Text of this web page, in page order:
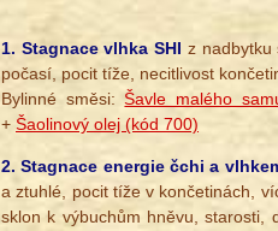
1. Stagnace vlhka SHI z nadbytku
počasí, pocit tíže, necitlivost
Bylinné směsi:Šavle malého
+ Šaolinový olej (kód 700)
2. Stagnace energie čchi a
a ztuhlé, pocit tíže v končetinách,
sklon k výbuchům hněvu, starosti,